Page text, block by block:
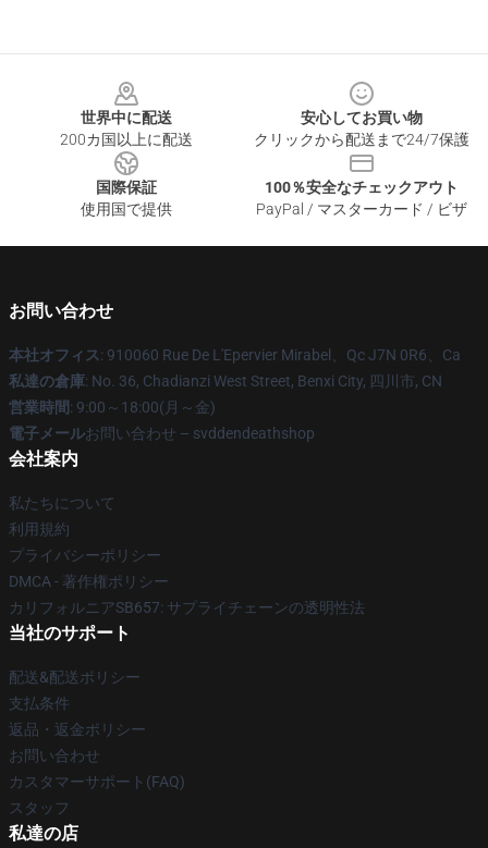
世界中に配送
200カ国以上に配送
安心してお買い物
クリックから配送まで24/7保護
国際保証
使用国で提供
100％安全なチェックアウト
PayPal / マスターカード / ビザ
お問い合わせ
本社オフィス: 910060 Rue De L'Epervier Mirabel、Qc J7N 0R6、Ca
私達の倉庫: No. 36, Chadianzi West Street, Benxi City, 四川市, CN
営業時間: 9:00～18:00(月～金)
電子メールお問い合わせ – svddendeathshop
会社案内
私たちについて
利用規約
プライバシーポリシー
DMCA - 著作権ポリシー
カリフォルニアSB657: サプライチェーンの透明性法
当社のサポート
配送&配送ポリシー
支払条件
返品・返金ポリシー
お問い合わせ
カスタマーサポート(FAQ)
スタッフ
私達の店